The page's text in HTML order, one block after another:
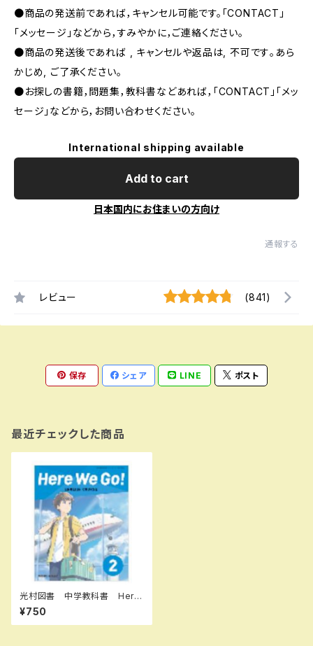
●商品の発送前であれば，キャンセル可能です。「CONTACT」
「メッセージ」などから，すみやかに，ご連絡ください。
●商品の発送後であれば , キャンセルや返品は, 不可です｡あら
かじめ, ご了承ください｡
●お探しの書籍，問題集，教科書などあれば，「CONTACT」「メッ
セージ」などから，お問い合わせください。
International shipping available
Add to cart
日本国内にお住まいの方向け
通報する
レビュー (841)
保存 シェア LINE ポスト
最近チェックした商品
光村図書 中学教科書 Here
We Go! ENGLISH COURSE
2 ［教番：英語805］ 新品 IS
BN：9784813801184 ISBN
¥750